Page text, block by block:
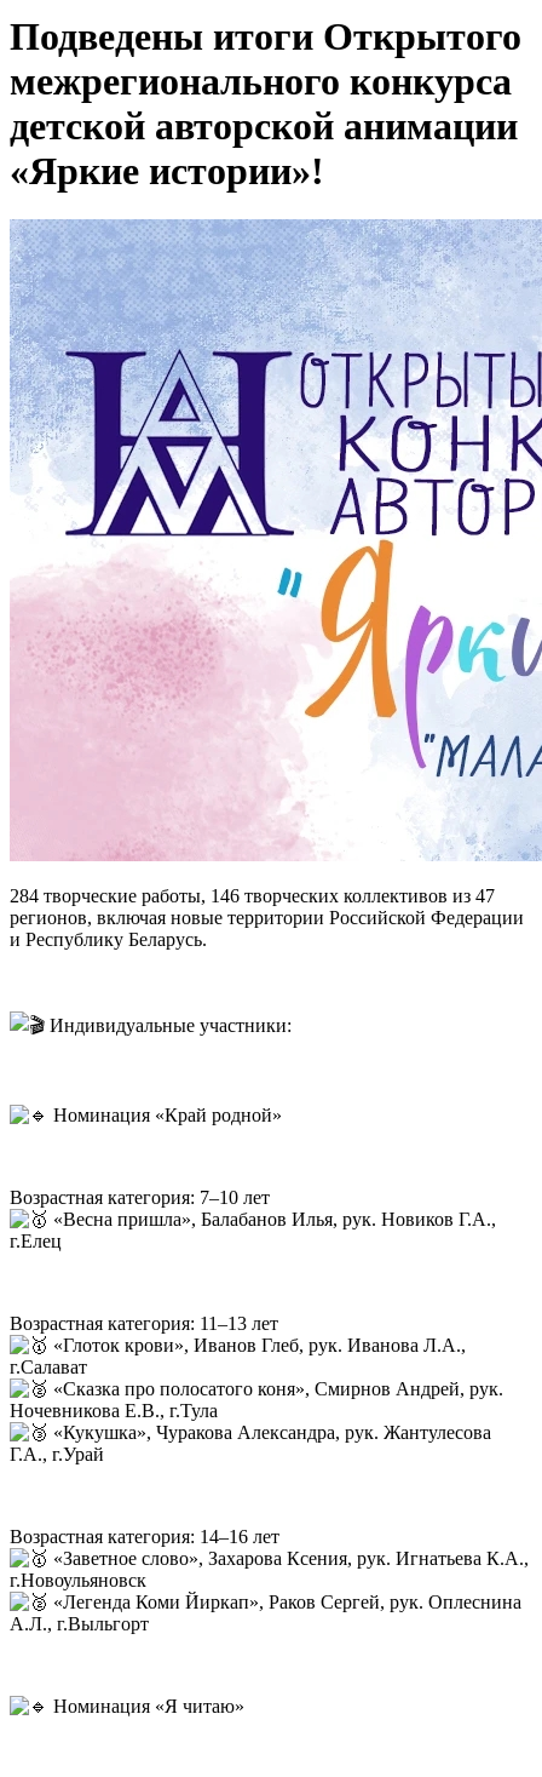
Подведены итоги Открытого
межрегионального конкурса
детской авторской анимации
«Яркие истории»!
284 творческие работы, 146 творческих коллективов из 47
регионов, включая новые территории Российской Федерации
и Республику Беларусь.
Индивидуальные участники:
Номинация «Край родной»
Возрастная категория: 7–10 лет
«Весна пришла», Балабанов Илья, рук. Новиков Г.А.,
г.Елец
Возрастная категория: 11–13 лет
«Глоток крови», Иванов Глеб, рук. Иванова Л.А.,
г.Салават
«Сказка про полосатого коня», Смирнов Андрей, рук.
Ночевникова Е.В., г.Тула
«Кукушка», Чуракова Александра, рук. Жантулесова
Г.А., г.Урай
Возрастная категория: 14–16 лет
«Заветное слово», Захарова Ксения, рук. Игнатьева К.А.,
г.Новоульяновск
«Легенда Коми Йиркап», Раков Сергей, рук. Оплеснина
А.Л., г.Выльгорт
Номинация «Я читаю»